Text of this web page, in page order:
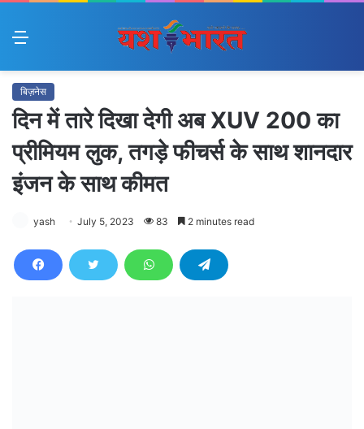
Menu
बिज़नेस
दिन में तारे दिखा देगी अब XUV 200 का
प्रीमियम लुक, तगड़े फीचर्स के साथ शानदार
इंजन के साथ कीमत
yash July 5, 2023 83 2 minutes read